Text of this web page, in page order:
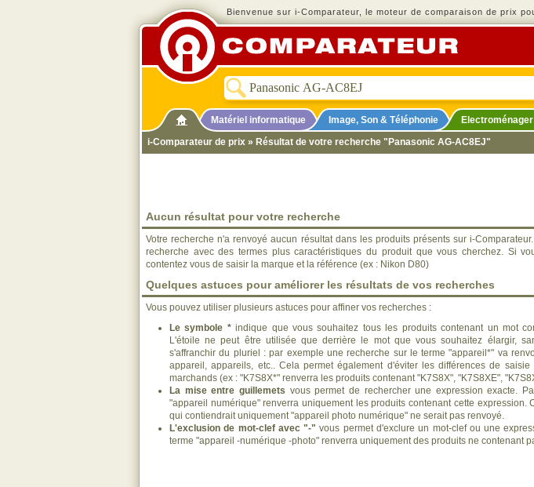
Bienvenue sur i-Comparateur, le moteur de comparaison de prix
Matériel informatique Image, Son & Téléphonie
Electroménager
i-Comparateur de prix » Résultat de votre recherche "Panasonic AG-AC8EJ"
Aucun résultat pour votre recherche
Votre recherche n'a renvoyé aucun résultat dans les produits présents sur i-
recherche avec des termes plus caractéristiques du produit que vous cherchez. Si
contentez vous de saisir la marque et la référence (ex : Nikon D80)
Quelques astuces pour améliorer les résultats de vos recherches
Vous pouvez utiliser plusieurs astuces pour affiner vos recherches :
Le symbole *indique que vous souhaitez tous les produits contenant un mot
L'étoile ne peut être utilisée que derrière le mot que vous souhaitez élargir,
s'affranchir du pluriel : par exemple une recherche sur le terme "appareil*" va
appareil, appareils, etc.. Cela permet également d'éviter les différences de
marchands (ex : "K7S8X*" renverra les produits contenant "K7S8X", "K7S8XE",
La mise entre guillemets vous permet de rechercher une expression exacte.
"appareil numérique" renverra uniquement les produits contenant cette expression.
qui contiendrait uniquement "appareil photo numérique" ne serait pas renvoyé.
L'exclusion de mot-clef avec "-" vous permet d'exclure un mot-clef ou une
terme "appareil -numérique -photo" renverra uniquement des produits ne contenant